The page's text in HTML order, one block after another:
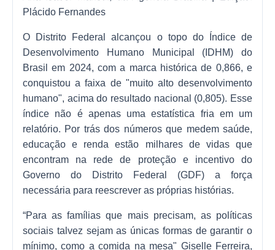
Plácido Fernandes
O Distrito Federal alcançou o topo do Índice de
Desenvolvimento Humano Municipal (IDHM) do
Brasil em 2024, com a marca histórica de 0,866, e
conquistou a faixa de "muito alto desenvolvimento
humano", acima do resultado nacional (0,805). Esse
índice não é apenas uma estatística fria em um
relatório. Por trás dos números que medem saúde,
educação e renda estão milhares de vidas que
encontram na rede de proteção e incentivo do
Governo do Distrito Federal (GDF) a força
necessária para reescrever as próprias histórias.
“Para as famílias que mais precisam, as políticas
sociais talvez sejam as únicas formas de garantir o
mínimo, como a comida na mesa" Giselle Ferreira,